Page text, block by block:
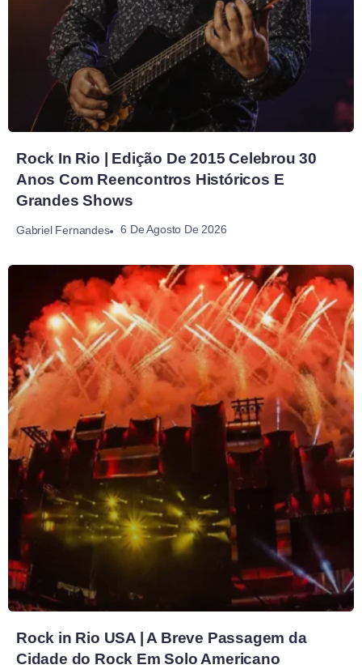
Rock In Rio | Edição De 2015 Celebrou 30
Anos Com Reencontros Históricos E
Grandes Shows
Gabriel Fernandes 6 De Agosto De 2026
Rock in Rio USA | A Breve Passagem da
Cidade do Rock Em Solo Americano